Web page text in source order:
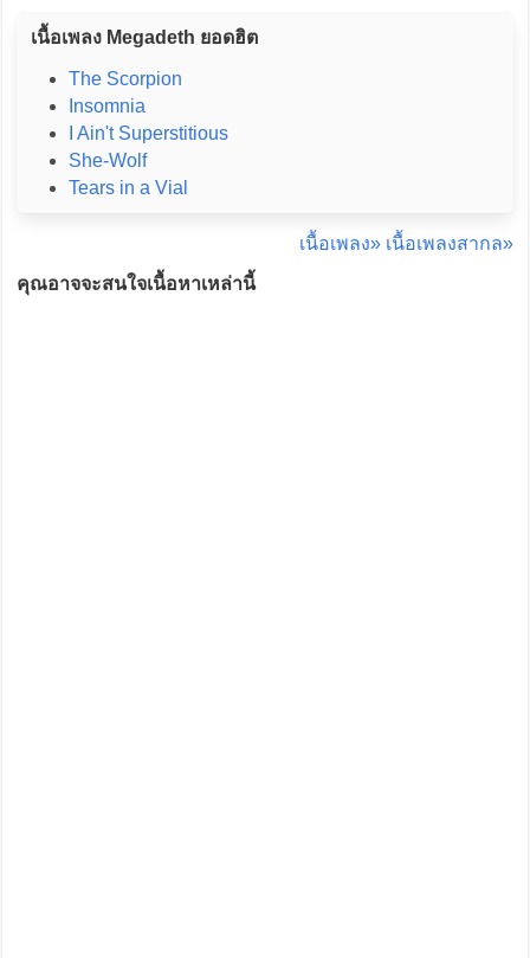
เนื้อเพลง Megadeth ยอดฮิต
The Scorpion
Insomnia
I Ain't Superstitious
She-Wolf
Tears in a Vial
เนื้อเพลง» เนื้อเพลงสากล»
คุณอาจจะสนใจเนื้อหาเหล่านี้